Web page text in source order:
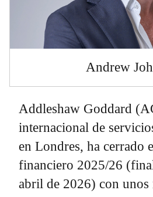
Andrew
Addleshaw Goddard
internacional de
en Londres, ha cerrado
financiero 2025/26
abril de 2026) con unos